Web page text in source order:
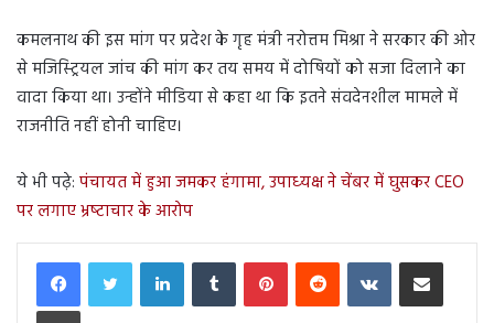
कमलनाथ की इस मांग पर प्रदेश के गृह मंत्री नरोत्तम मिश्रा ने सरकार की ओर
से मजिस्ट्रियल जांच की मांग कर तय समय में दोषियों को सजा दिलाने का
वादा किया था। उन्होंने मीडिया से कहा था कि इतने संवदेनशील मामले में
राजनीति नहीं होनी चाहिए।
ये भी पढ़े: पंचायत में हुआ जमकर हंगामा, उपाध्‍यक्ष ने चेंबर में घुसकर CEO
पर लगाए भ्रष्‍टाचार के आरोप
LinkedInTumblr PinterestReddit VKontakteShare via Email
Print